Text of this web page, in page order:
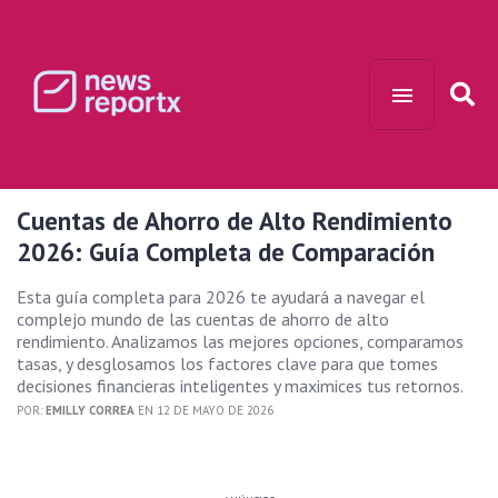
Cuentas de Ahorro de Alto Rendimiento
2026: Guía Completa de Comparación
Esta guía completa para 2026 te ayudará a navegar el
complejo mundo de las cuentas de ahorro de alto
rendimiento. Analizamos las mejores opciones, comparamos
tasas, y desglosamos los factores clave para que tomes
decisiones financieras inteligentes y maximices tus retornos.
POR: EMILLY CORREA EN 12 DE MAYO DE 2026